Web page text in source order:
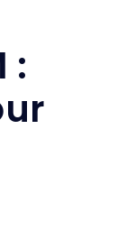
: